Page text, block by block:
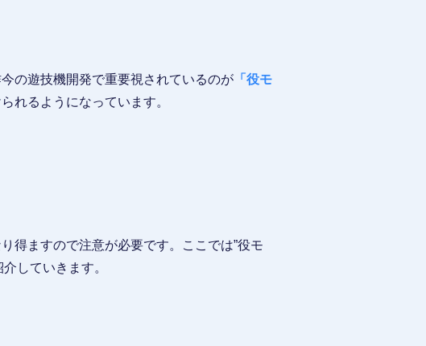
の遊技機開発で重要視されているのが 「役モ
れるようになっています。
得ますので注意が必要です。ここでは”役モ
していきます。